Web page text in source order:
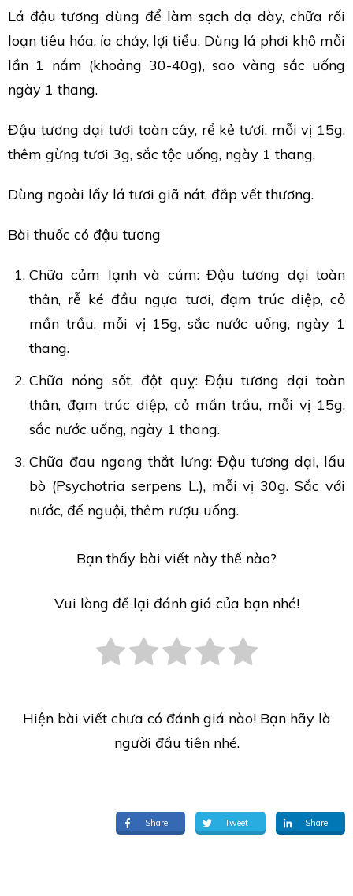
Lá đậu tương dùng để làm sạch dạ dày, chữa rối
loạn tiêu hóa, ỉa chảy, lợi tiểu. Dùng lá phơi khô mỗi
lần 1 nắm (khoảng 30-40g), sao vàng sắc uống
ngày 1 thang.
Đậu tương dại tươi toàn cây, rể kẻ tươi, mỗi vị 15g,
thêm gừng tươi 3g, sắc tộc uống, ngày 1 thang.
Dùng ngoài lấy lá tươi giã nát, đắp vết thương.
Bài thuốc có đậu tương
Chữa cảm lạnh và cúm: Đậu tương dại toàn
thân, rễ ké đầu ngựa tươi, đạm trúc diệp, cỏ
mần trầu, mỗi vị 15g, sắc nước uống, ngày 1
thang.
Chữa nóng sốt, đột quỵ: Đậu tương dại toàn
thân, đạm trúc diệp, cỏ mần trầu, mỗi vị 15g,
sắc nước uống, ngày 1 thang.
Chữa đau ngang thắt lưng: Đậu tương dại, lấu
bò (Psychotria serpens L.), mỗi vị 30g. Sắc với
nước, để nguội, thêm rượu uống.
Bạn thấy bài viết này thế nào?
Vui lòng để lại đánh giá của bạn nhé!
Hiện bài viết chưa có đánh giá nào! Bạn hãy là
người đầu tiên nhé.
Share Tweet Share